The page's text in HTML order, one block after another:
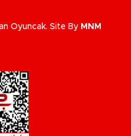
Oyuncak. Site By MNM